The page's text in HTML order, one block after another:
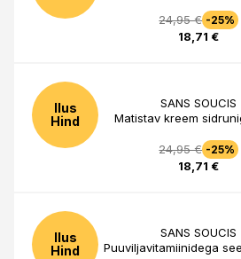
24,95 € -25%
18,71 €
Ilus
Hind
SANS SOUCIS
Matistav kreem
24,95 € -25%
18,71 €
Ilus
Hind
SANS SOUCIS
Puuviljavitamiinidega